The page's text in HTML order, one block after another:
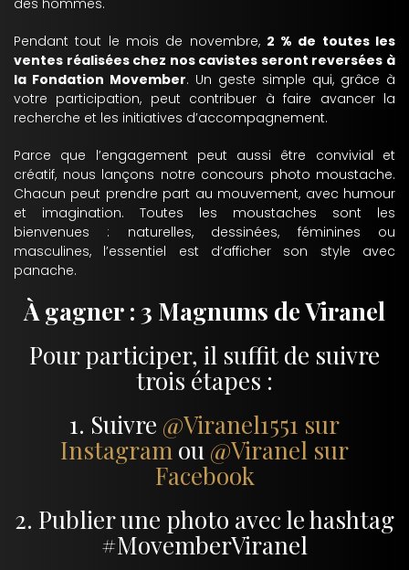
Pendant tout le mois de novembre, 2 % de toutes les
ventes réalisées chez nos cavistes seront reversées à
la Fondation Movember. Un geste simple qui, grâce à
votre participation, peut contribuer à faire avancer la
recherche et les initiatives d’accompagnement.
Parce que l’engagement peut aussi être convivial et
créatif, nous lançons notre concours photo moustache.
Chacun peut prendre part au mouvement, avec humour
et imagination. Toutes les moustaches sont les
bienvenues : naturelles, dessinées, féminines ou
masculines, l’essentiel est d’afficher son style avec
panache.
À gagner : 3 Magnums de Viranel
Pour participer, il suffit de suivre
trois étapes :
1. Suivre @Viranel1551 sur
Instagram ou @Viranel sur
Facebook
2. Publier une photo avec le hashtag
#MovemberViranel